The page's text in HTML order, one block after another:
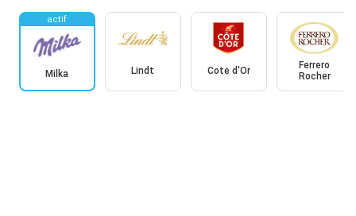
actif
Milka Lindt Cote d'Or
Ferrero
Rocher